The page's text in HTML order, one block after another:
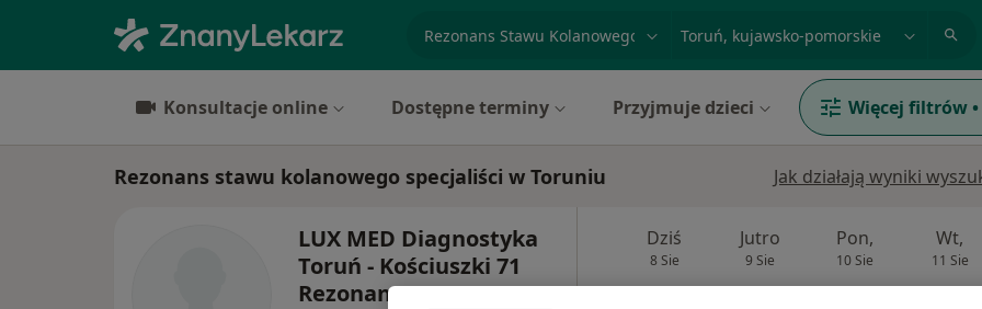
miasto lub dzielnica
Konsultacje online Dostępne terminy Przyjmuje dzieci Więcej filtrów •
Rezonans stawu kolanowego specjaliści w Toruniu Jak działają wyniki
LUX MED Diagnostyka
Toruń - Kościuszki 71
Rezonans
Dziś
8 Sie
Jutro
9 Sie
Pon,
10 Sie
Wt,
11 Sie